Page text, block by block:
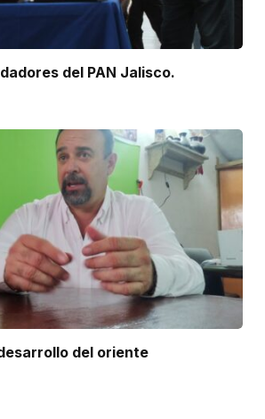
del PAN Jalisco.
del oriente